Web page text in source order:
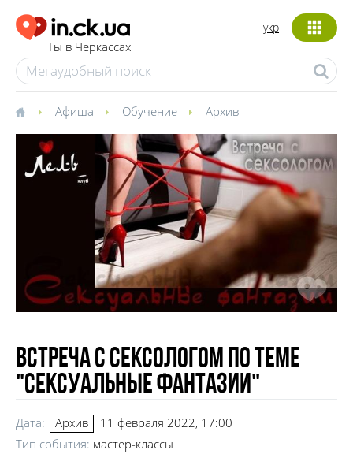
Ты в Черкассах
укр
Афиша Обучение Архив
Встреча с сексологом по теме
"Сексуальные фантазии"
Дата: Архив
11 февраля 2022, 17:00
Тип события: мастер-классы